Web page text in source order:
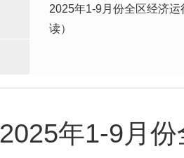
2025年1-9月份全区经济
读）
2025年1-9月份